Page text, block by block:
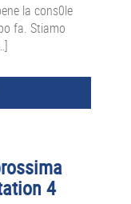
la cons0le
fa. Stiamo
4